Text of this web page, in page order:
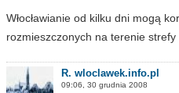
Włocławianie od kilku dni mogą
rozmieszczonych na terenie strefy
R. wloclawek.info.pl
09:06, 30 grudnia 2008